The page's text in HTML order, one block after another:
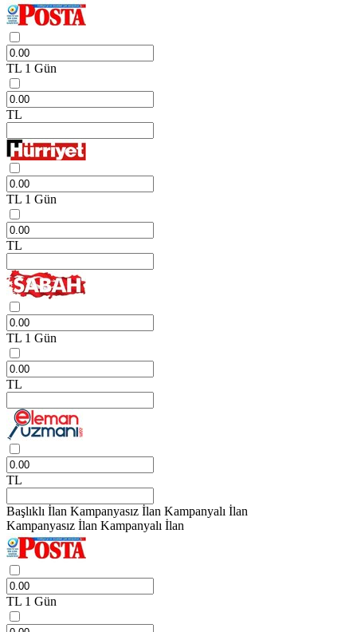
TL 1 Gün
TL
TL 1 Gün
TL
TL 1 Gün
TL
TL
Başlıklı İlan Kampanyasız İlan Kampanyalı İlan
Kampanyasız İlan Kampanyalı İlan
TL 1 Gün